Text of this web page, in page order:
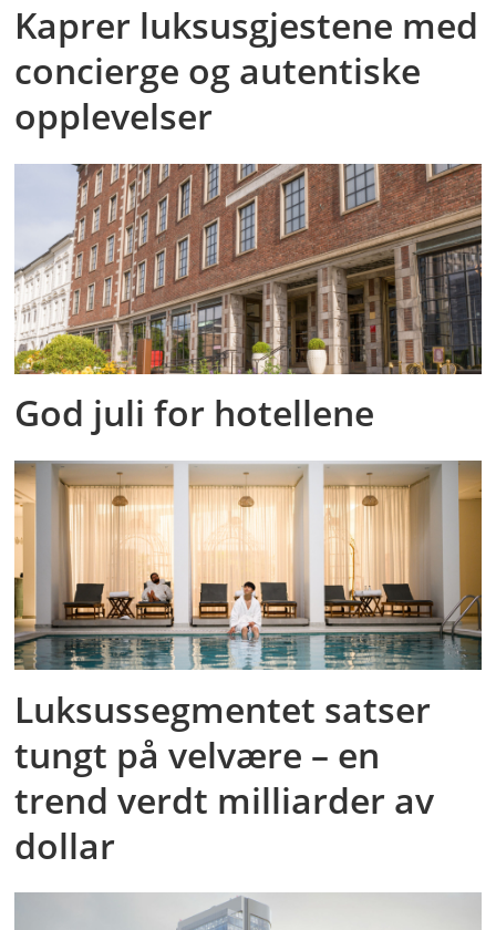
Kaprer luksusgjestene med
concierge og autentiske
opplevelser
God juli for hotellene
Luksussegmentet satser
tungt på velvære – en
trend verdt milliarder av
dollar